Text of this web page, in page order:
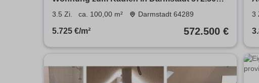
100 m²
3.5 Zi. ca. 100,00 m² Darmstadt 64289
5.725 €/m² 572.500 €
3